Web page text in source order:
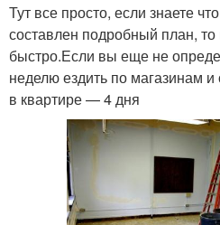
Тут все просто, если знаете
составлен подробный план,
быстро.Если вы еще не
неделю ездить по магазинам
в квартире — 4 дня